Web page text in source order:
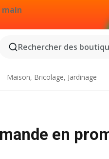
Rechercher des
Maison, Bricolage, Jardinage
en